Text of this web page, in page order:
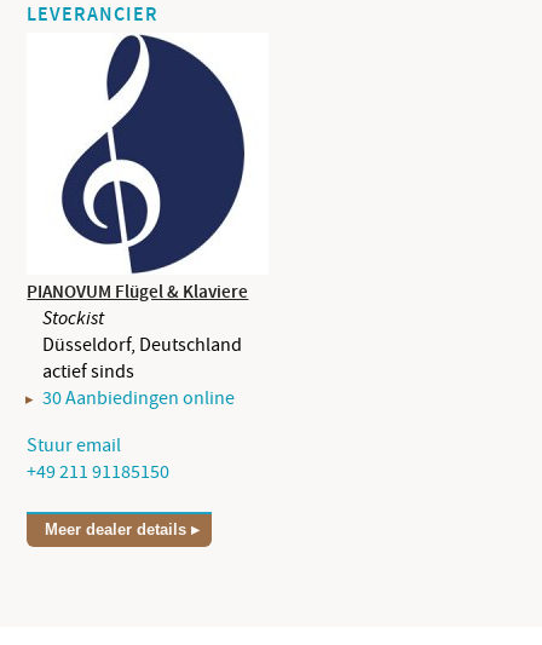
LEVERANCIER
PIANOVUM Flügel & Klaviere
Stockist
Düsseldorf, Deutschland
actief sinds
30 Aanbiedingen online
Stuur email
+49 211 91185150
Meer dealer details